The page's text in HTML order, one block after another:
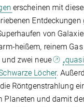
erscheinen mit
Entdeckungen
von
heißem, reinem
und zwei neue
Löcher.
Röntgenstrahlung
Planeten und damit